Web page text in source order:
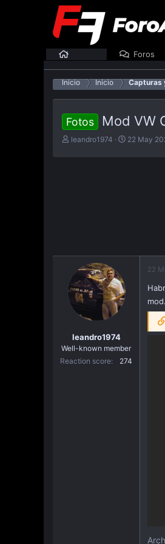
Foros
Inicio Inicio Capturas
Fotos Mod VW
E
a
leandro1974
F
i
22 May
leandro1974
Well-known member
Reaction score
274
22
mod.